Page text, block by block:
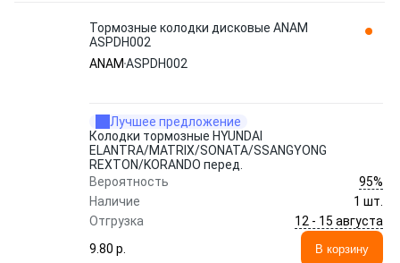
Тормозные колодки дисковые ANAM
ASPDH002
ANAM ASPDH002
Лучшее предложение
Колодки тормозные HYUNDAI
ELANTRA/MATRIX/SONATA/SSANGYONG
REXTON/KORANDO перед.
Вероятность
95%
Наличие
1 шт.
Отгрузка
12 - 15 августа
9.80 p.
В корзину